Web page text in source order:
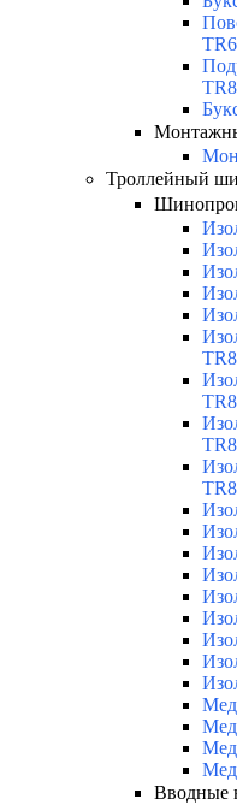
Троллейный
Вводные